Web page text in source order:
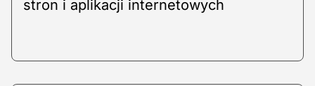
stron i aplikacji internetowych